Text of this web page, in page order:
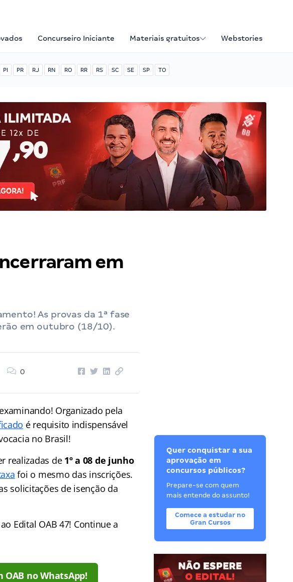
Concurseiro Iniciante Materiais gratuitos Webstories
PI PR RJ RN RO RR RS SC SE SP TO
em
As provas da 1ª fase
em outubro (18/10).
0
Organizado pela
é requisito indispensável
no Brasil!
realizadas de 1º a 08 de junho
foi o mesmo das inscrições.
solicitações de isenção da
Edital OAB 47! Continue a
no WhatsApp!
Quer conquistar a sua
aprovação em
concursos públicos?
Prepare-se com quem
mais entende do assunto!
Comece a estudar no
Gran Cursos